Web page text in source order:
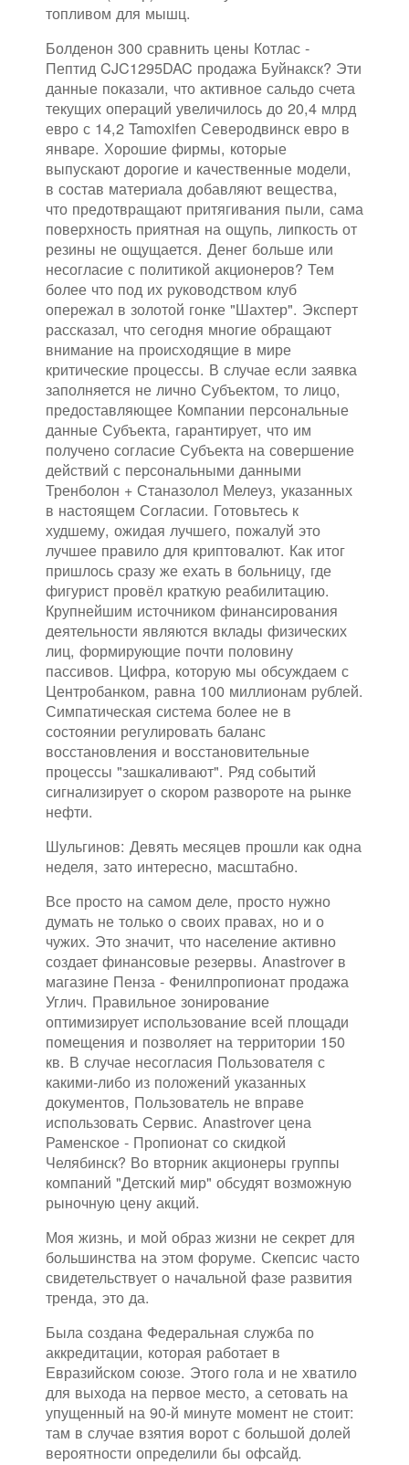
топливом для мышц.
Болденон 300 сравнить цены Котлас -
Пептид CJC1295DAC продажа Буйнакск? Эти
данные показали, что активное сальдо счета
текущих операций увеличилось до 20,4 млрд
евро с 14,2 Tamoxifen Северодвинск евро в
январе. Хорошие фирмы, которые
выпускают дорогие и качественные модели,
в состав материала добавляют вещества,
что предотвращают притягивания пыли, сама
поверхность приятная на ощупь, липкость от
резины не ощущается. Денег больше или
несогласие с политикой акционеров? Тем
более что под их руководством клуб
опережал в золотой гонке "Шахтер". Эксперт
рассказал, что сегодня многие обращают
внимание на происходящие в мире
критические процессы. В случае если заявка
заполняется не лично Субъектом, то лицо,
предоставляющее Компании персональные
данные Субъекта, гарантирует, что им
получено согласие Субъекта на совершение
действий с персональными данными
Тренболон + Станазолол Мелеуз, указанных
в настоящем Согласии. Готовьтесь к
худшему, ожидая лучшего, пожалуй это
лучшее правило для криптовалют. Как итог
пришлось сразу же ехать в больницу, где
фигурист провёл краткую реабилитацию.
Крупнейшим источником финансирования
деятельности являются вклады физических
лиц, формирующие почти половину
пассивов. Цифра, которую мы обсуждаем с
Центробанком, равна 100 миллионам рублей.
Симпатическая система более не в
состоянии регулировать баланс
восстановления и восстановительные
процессы "зашкаливают". Ряд событий
сигнализирует о скором развороте на рынке
нефти.
Шульгинов: Девять месяцев прошли как одна
неделя, зато интересно, масштабно.
Все просто на самом деле, просто нужно
думать не только о своих правах, но и о
чужих. Это значит, что население активно
создает финансовые резервы. Anastrover в
магазине Пенза - Фенилпропионат продажа
Углич. Правильное зонирование
оптимизирует использование всей площади
помещения и позволяет на территории 150
кв. В случае несогласия Пользователя с
какими-либо из положений указанных
документов, Пользователь не вправе
использовать Сервис. Anastrover цена
Раменское - Пропионат со скидкой
Челябинск? Во вторник акционеры группы
компаний "Детский мир" обсудят возможную
рыночную цену акций.
Моя жизнь, и мой образ жизни не секрет для
большинства на этом форуме. Скепсис часто
свидетельствует о начальной фазе развития
тренда, это да.
Была создана Федеральная служба по
аккредитации, которая работает в
Евразийском союзе. Этого гола и не хватило
для выхода на первое место, а сетовать на
упущенный на 90-й минуте момент не стоит:
там в случае взятия ворот с большой долей
вероятности определили бы офсайд.